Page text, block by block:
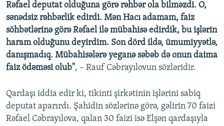
Rəfael deputat olduğuna görə rəhbər ola bilməzdi. O,
sənədsiz rəhbərlik edirdi. Mən Hacı adamam, faiz
söhbətlərinə görə Rəfael ilə mübahisə edirdik, bu işlərin
haram olduğunu deyirdim. Son dörd ildə, ümumiyyətlə,
danışmadıq. Mübahisələrə yeganə səbəb də onun daima
faiz ödəməsi olub", – Rauf Cəbrayılovun sözləridir.
Qardaşı iddia edir ki, tikinti şirkətinin işlərini sabiq
deputat aparırdı. Şahidin sözlərinə görə, gəlirin 70 faizi
Rəfael Cəbrayılova, qalan 30 faizi isə Elşən qardaşıyla